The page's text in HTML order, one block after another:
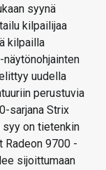
syynä
kilpailijaa
kilpailla
näytönohjainten
uudella
perustuvia
sarjana Strix
on tietenkin
Radeon 9700 -
sijoittumaan